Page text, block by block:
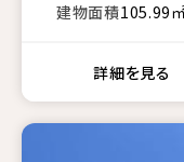
建物面積105.99
詳細を見る